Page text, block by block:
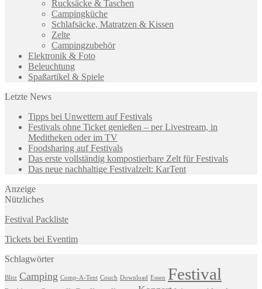
Rucksäcke & Taschen
Campingküche
Schlafsäcke, Matratzen & Kissen
Zelte
Campingzubehör
Elektronik & Foto
Beleuchtung
Spaßartikel & Spiele
Letzte News
Tipps bei Unwettern auf Festivals
Festivals ohne Ticket genießen – per Livestream, in
Meditheken oder im TV
Foodsharing auf Festivals
Das erste vollständig kompostierbare Zelt für Festivals
Das neue nachhaltige Festivalzelt: KarTent
Anzeige
Nützliches
Festival Packliste
Tickets bei Eventim
Schlagwörter
Blitz Camping Comp-A-Tent Couch Download Essen Festival